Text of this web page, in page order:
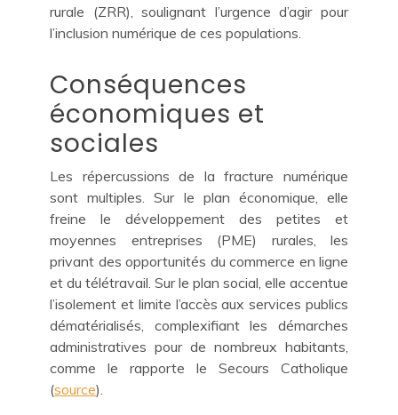
rurale (ZRR), soulignant l’urgence d’agir pour
l’inclusion numérique de ces populations.
Conséquences
économiques et
sociales
Les répercussions de la fracture numérique
sont multiples. Sur le plan économique, elle
freine le développement des petites et
moyennes entreprises (PME) rurales, les
privant des opportunités du commerce en ligne
et du télétravail. Sur le plan social, elle accentue
l’isolement et limite l’accès aux services publics
dématérialisés, complexifiant les démarches
administratives pour de nombreux habitants,
comme le rapporte le Secours Catholique
(source).